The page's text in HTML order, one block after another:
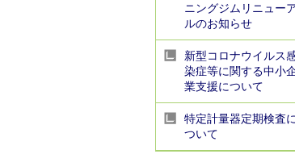
ニングジムリニュー
ルのお知らせ
新型コロナウイルス
染症等に関する中小
業支援について
特定計量器定期検査に
ついて